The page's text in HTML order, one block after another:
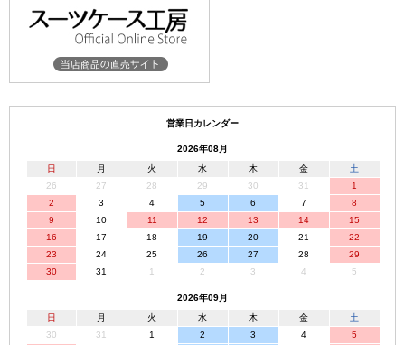
営業日カレンダー
2026年08月
日
月 火 水 木 金
土
26
27 28 29 30 31
1
2
3 4 5 6 7
8
9
10 11 12 13 14
15
16
17 18 19 20 21
22
23
24 25 26 27 28
29
30
31 1 2 3 4 5
2026年09月
日
月 火 水 木 金
土
30
31 1 2 3 4 5